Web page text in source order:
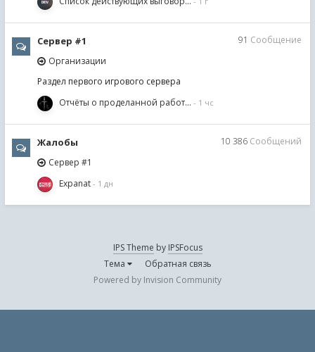
Сервер #1
Организации
Раздел первого игрового сервера
91 Сообщение
Отчёты о проделанной работ…
Жалобы
Сервер #1
10 386 Сообщений
Expanat
IPS Theme by IPSFocus
Тема
Обратная связь
Powered by Invision Community